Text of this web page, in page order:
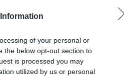
of your personal or
the below opt-out section to
is processed you may
utilized by us or personal